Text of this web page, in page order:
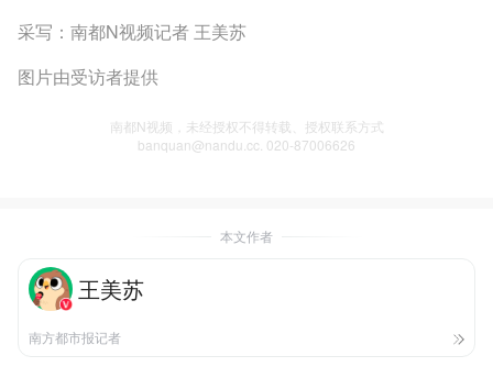
采写：南都N视频记者 王美苏
图片由受访者提供
南都N视频，未经授权不得转载、授权联系方式
banquan@nandu.cc. 020-87006626
本文作者
王美苏
南方都市报记者